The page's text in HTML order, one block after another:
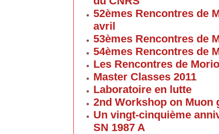
52èmes Rencontres de
avril
53èmes Rencontres de
54èmes Rencontres de
Les Rencontres de
Master Classes 2011
Laboratoire en lutte
2nd Workshop on Muon
Un vingt-cinquième
SN 1987 A